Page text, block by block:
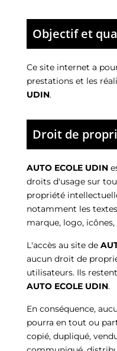
Objectif et
Ce site internet a
prestations et les
UDIN.
Droit de
AUTO ECOLE UDIN
droits d'usage sur
propriété
notamment les
marque, logo,
L'accès au site de
aucun droit de
utilisateurs. Ils
AUTO ECOLE UDIN.
En conséquence,
pourra en tout ou
copié, dupliqué,